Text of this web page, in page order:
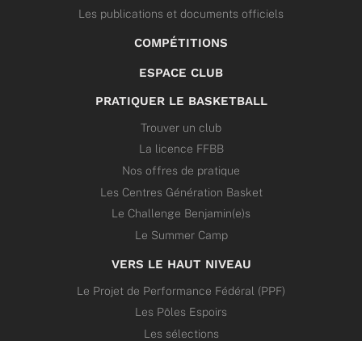
Les publications et documents officiels
COMPÉTITIONS
ESPACE CLUB
PRATIQUER LE BASKETBALL
Trouver un club
La licence FFBB
Nos offres de pratique
Les Centres Génération Basket
Le Challenge Benjamin(e)s
Le Summer Camp
VERS LE HAUT NIVEAU
Le Projet de Performance Fédéral (PPF)
Les Pôles Espoirs
Les sélections